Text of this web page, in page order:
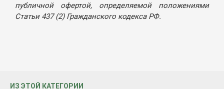
публичной офертой, определяемой положениями
Статьи 437 (2) Гражданского кодекса РФ.
ИЗ ЭТОЙ КАТЕГОРИИ